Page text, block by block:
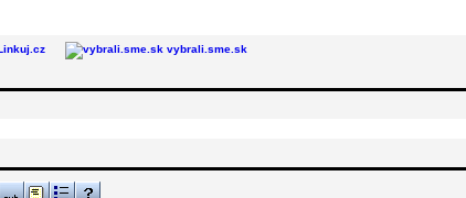
vybrali.sme.sk